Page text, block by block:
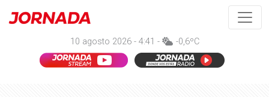
10 agosto 2026 - 4:41 - -0,6ºC